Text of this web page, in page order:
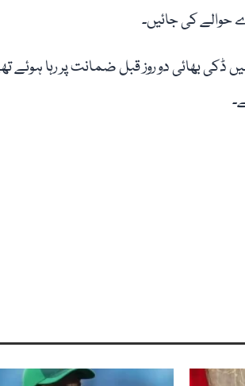
حوالے کی جائیں۔
بھائی دو روز قبل ضمانت پر رہا ہوئے